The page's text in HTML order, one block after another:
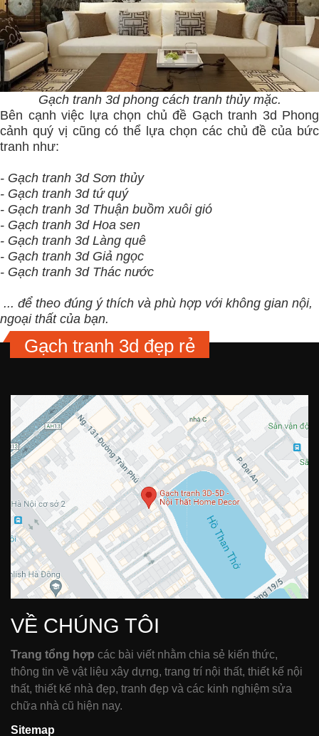
Gạch tranh 3d phong cách tranh thủy mặc.
Bên cạnh việc lựa chọn chủ đề Gạch tranh 3d Phong
cảnh quý vị cũng có thể lựa chọn các chủ đề của bức
tranh như:
- Gạch tranh 3d Sơn thủy
- Gạch tranh 3d tứ quý
- Gạch tranh 3d Thuận buồm xuôi gió
- Gạch tranh 3d Hoa sen
- Gạch tranh 3d Làng quê
- Gạch tranh 3d Giả ngọc
- Gạch tranh 3d Thác nước
... để theo đúng ý thích và phù hợp với không gian nội,
ngoại thất của bạn.
Gạch tranh 3d đẹp rẻ
VỀ CHÚNG TÔI
Trang tổng hợp các bài viết nhằm chia sẻ kiến thức,
thông tin về vật liệu xây dựng, trang trí nội thất, thiết kế nội
thất, thiết kế nhà đẹp, tranh đẹp và các kinh nghiệm sửa
chữa nhà cũ hiện nay.
Sitemap